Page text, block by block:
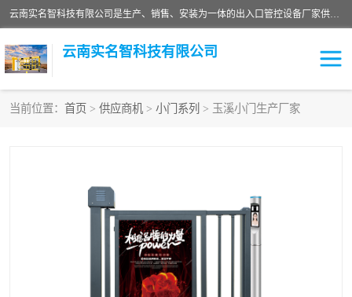
云南实名智科技有限公司是生产、销售、安装为一体的出入口管控设备厂家供应商。主营:电动伸缩门、道闸、广告道闸、重型空降闸、车牌识别、门禁通道、升降柱、岗亭、旗杆等智能设备。主营产品: 电动伸缩门,道闸门禁,车牌识别 生产、销售、安装为一体的出入口管控设备厂家源头供应商。
云南实名智科技有限公司
当前位置： 首页 > 供应商机 > 小门系列 > 玉溪小门生产厂家
通道闸系列